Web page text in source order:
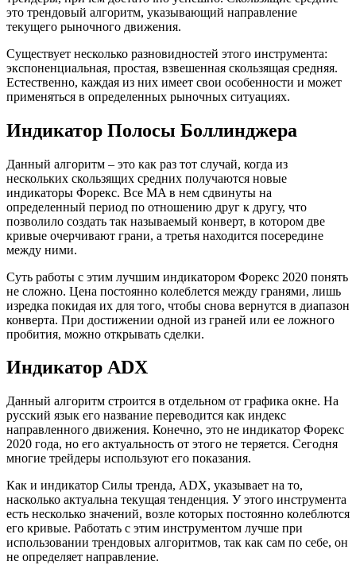
это трендовый алгоритм, указывающий направление
текущего рыночного движения.
Существует несколько разновидностей этого инструмента:
экспоненциальная, простая, взвешенная скользящая средняя.
Естественно, каждая из них имеет свои особенности и может
применяться в определенных рыночных ситуациях.
Индикатор Полосы Боллинджера
Данный алгоритм – это как раз тот случай, когда из
нескольких скользящих средних получаются новые
индикаторы Форекс. Все MA в нем сдвинуты на
определенный период по отношению друг к другу, что
позволило создать так называемый конверт, в котором две
кривые очерчивают грани, а третья находится посередине
между ними.
Суть работы с этим лучшим индикатором Форекс 2020 понять
не сложно. Цена постоянно колеблется между гранями, лишь
изредка покидая их для того, чтобы снова вернутся в диапазон
конверта. При достижении одной из граней или ее ложного
пробития, можно открывать сделки.
Индикатор ADX
Данный алгоритм строится в отдельном от графика окне. На
русский язык его название переводится как индекс
направленного движения. Конечно, это не индикатор Форекс
2020 года, но его актуальность от этого не теряется. Сегодня
многие трейдеры используют его показания.
Как и индикатор Силы тренда, ADX, указывает на то,
насколько актуальна текущая тенденция. У этого инструмента
есть несколько значений, возле которых постоянно колеблются
его кривые. Работать с этим инструментом лучше при
использовании трендовых алгоритмов, так как сам по себе, он
не определяет направление.